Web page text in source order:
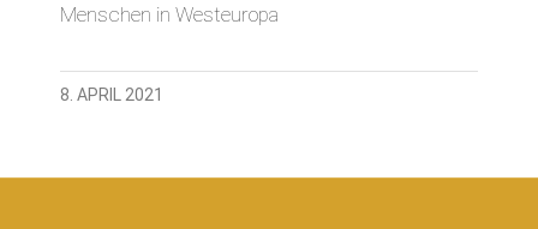
Menschen in Westeuropa
8. APRIL 2021